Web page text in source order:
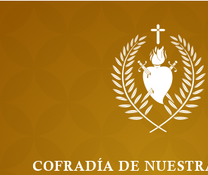
COFRADÍA DE